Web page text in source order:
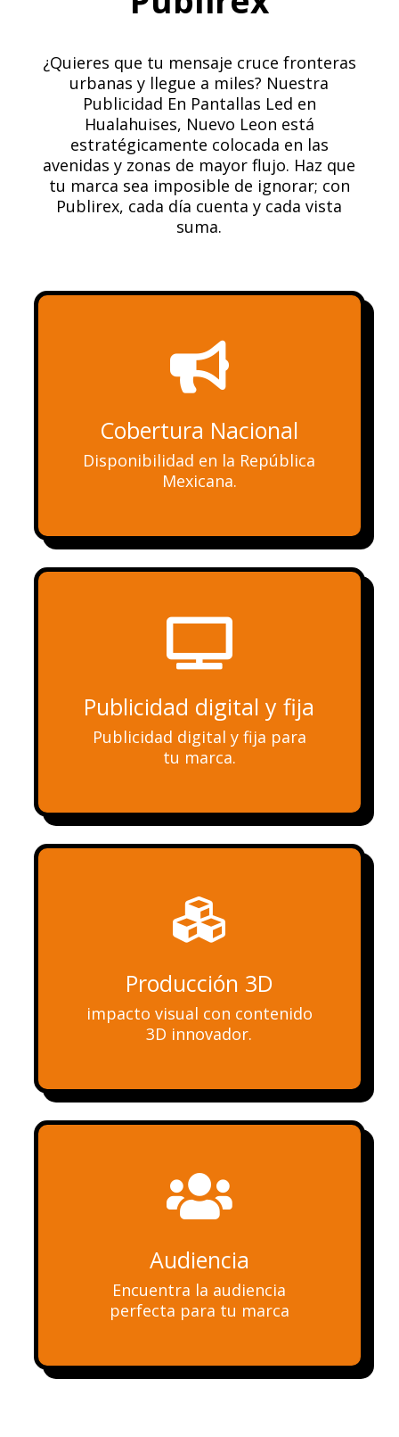
¿Quieres que tu mensaje cruce fronteras
urbanas y llegue a miles? Nuestra
Publicidad En Pantallas Led en
Hualahuises, Nuevo Leon está
estratégicamente colocada en las
avenidas y zonas de mayor flujo. Haz que
tu marca sea imposible de ignorar; con
Publirex, cada día cuenta y cada vista
suma.

Cobertura Nacional
Disponibilidad en la República
Mexicana.

Publicidad digital y fija
Publicidad digital y fija para
tu marca.

Producción 3D
impacto visual con contenido
3D innovador.

Audiencia
Encuentra la audiencia
perfecta para tu marca